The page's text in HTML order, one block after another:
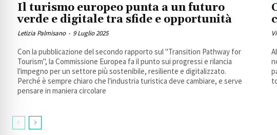
Il turismo europeo punta a un futuro
verde e digitale tra sfide e opportunità
Letizia Palmisano - 9 Luglio 2025
Con la pubblicazione del secondo rapporto sul "Transition Pathway for
Tourism", la Commissione Europea fa il punto sui progressi e rilancia
l'impegno per un settore più sostenibile, resiliente e digitalizzato.
Perché è sempre chiaro che l'industria turistica deve cambiare, e serve
pensare in maniera circolare